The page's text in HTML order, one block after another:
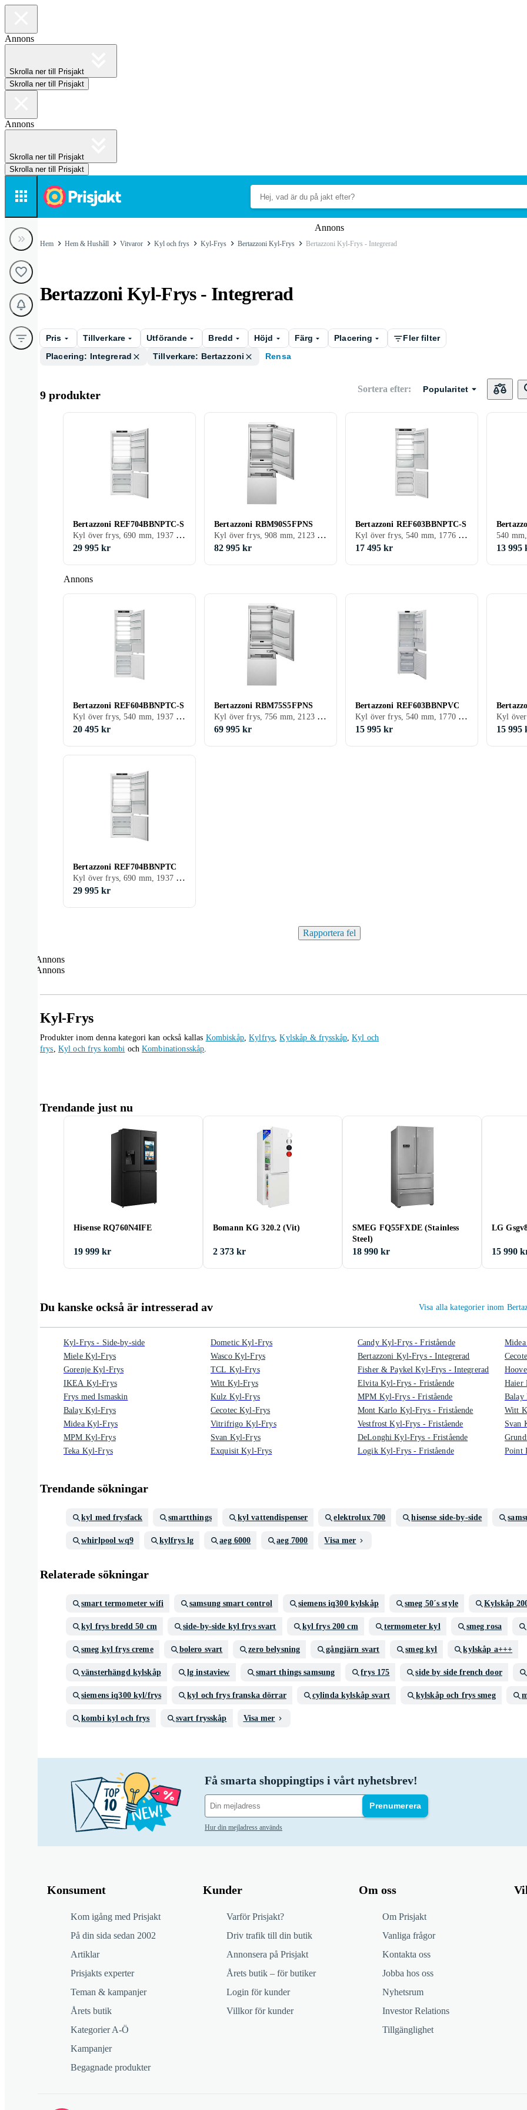
Annons
Skrolla ner till Prisjakt
Skrolla ner till Prisjakt
Annons
Skrolla ner till Prisjakt
Skrolla ner till Prisjakt
Annons
Hem Hem & Hushåll Vitvaror Kyl och frys Kyl-Frys Bertazzoni Kyl-Frys Bertazzoni Kyl-Frys - Integrerad
Bertazzoni Kyl-Frys - Integrerad
Pris Tillverkare Utförande Bredd Höjd Färg Placering
Fler filter
Placering: Integrerad
Tillverkare: Bertazzoni Rensa
9 produkter Sortera efter: Popularitet
Annons
Bertazzoni REF704BBNPTC-S
Kyl över frys, 690 mm, 1937 mm, Vit, Integrerad
29 995 kr
Bertazzoni RBM90S5FPNS
Kyl över frys, 908 mm, 2123 mm, Vit, Integrerad
82 995 kr
Bertazzoni REF603BBNPTC-S
Kyl över frys, 540 mm, 1776 mm, Vit, Integrerad
17 495 kr
13 995
Bertazzoni REF604BBNPTC-S
Kyl över frys, 540 mm, 1937 mm, Vit, Integrerad
20 495 kr
Bertazzoni RBM75S5FPNS
Kyl över frys, 756 mm, 2123 mm, Vit, Integrerad
69 995 kr
Bertazzoni REF603BBNPVC
Kyl över frys, 540 mm, 1770 mm, Vit, Integrerad
15 995 kr
15 995
Bertazzoni REF704BBNPTC
Kyl över frys, 690 mm, 1937 mm, Vit, Integrerad
29 995 kr
Rapportera fel
Annons
Annons
Kyl-Frys
Produkter inom denna kategori kan också kallas Kombiskåp,Kylfrys,Kylskåp & frysskåp,Kyl och
frys, Kyl och frys kombi ochKombinationsskåp.
Trendande just nu
Hisense RQ760N4IFE
19 999 kr
Bomann KG 320.2 (Vit)
2 373 kr
SMEG FQ55FXDE (Stainless
Steel)
18 990 kr
LG
15 990
Du kanske också är intresserad av Visa alla kategorier inom
Kyl-Frys - Side-by-side
Miele Kyl-Frys
Gorenje Kyl-Frys
IKEA Kyl-Frys
Frys med Ismaskin
Balay Kyl-Frys
Midea Kyl-Frys
MPM Kyl-Frys
Teka Kyl-Frys
Dometic Kyl-Frys
Wasco Kyl-Frys
TCL Kyl-Frys
Witt Kyl-Frys
Kulz Kyl-Frys
Cecotec Kyl-Frys
Vitrifrigo Kyl-Frys
Svan Kyl-Frys
Exquisit Kyl-Frys
Candy Kyl-Frys - Fristående
Bertazzoni Kyl-Frys - Integrerad
Fisher & Paykel Kyl-Frys - Integrerad
Elvita Kyl-Frys - Fristående
MPM Kyl-Frys - Fristående
Mont Karlo Kyl-Frys - Fristående
Vestfrost Kyl-Frys - Fristående
DeLonghi Kyl-Frys - Fristående
Logik Kyl-Frys - Fristående
Haier
Balay
Witt
Svan
Point
Trendande sökningar
kyl med frysfack smartthings kyl vattendispenser elektrolux 700 hisense side-by-side
whirlpool wq9 kylfrys lg aeg 6000 aeg 7000 Visa mer
Relaterade sökningar
smart termometer wifi samsung smart control siemens iq300 kylskåp smeg 50´s style Kylskåp
kyl frys bredd 50 cm side-by-side kyl frys svart kyl frys 200 cm termometer kyl smeg rosa
smeg kyl frys creme bolero svart zero belysning gångjärn svart smeg kyl kylskåp a+++
vänsterhängd kylskåp lg instaview smart things samsung frys 175 side by side french door
siemens iq300 kyl/frys kyl och frys franska dörrar cylinda kylskåp svart kylskåp och frys smeg
kombi kyl och frys svart frysskåp Visa mer
Få smarta shoppingtips i vårt nyhetsbrev!
Prenumerera
Hur din mejladress används
Konsument
Kom igång med Prisjakt
På din sida sedan 2002
Artiklar
Prisjakts experter
Teman & kampanjer
Årets butik
Kategorier A-Ö
Kampanjer
Begagnade produkter
Kunder
Varför Prisjakt?
Driv trafik till din butik
Annonsera på Prisjakt
Årets butik – för butiker
Login för kunder
Villkor för kunder
Om oss
Om Prisjakt
Vanliga frågor
Kontakta oss
Jobba hos oss
Nyhetsrum
Investor Relations
Tillgänglighet